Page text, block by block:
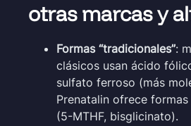
otras marcas y
Formas “tradicionales”:
clásicos usan ácido
sulfato ferroso (más
Prenatalin ofrece
(5-MTHF, bisglicinato).